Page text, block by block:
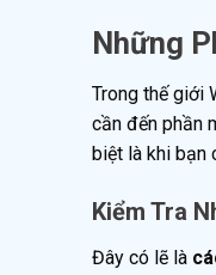
Những
Trong thế giới
cần đến phần
biệt là khi bạn
Kiểm Tra
Đây có lẽ là